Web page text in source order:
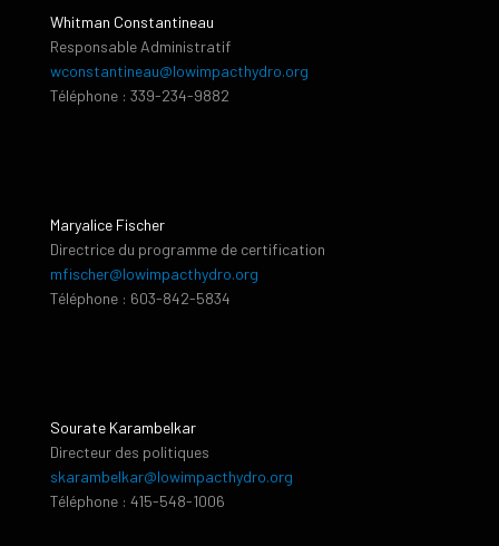
Whitman Constantineau
Responsable Administratif
wconstantineau@lowimpacthydro.org
Téléphone : 339-234-9882
Maryalice Fischer
Directrice du programme de certification
mfischer@lowimpacthydro.org
Téléphone : 603-842-5834
Sourate Karambelkar
Directeur des politiques
skarambelkar@lowimpacthydro.org
Téléphone : 415-548-1006